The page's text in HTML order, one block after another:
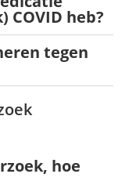
COVID heb?
tegen
hoe